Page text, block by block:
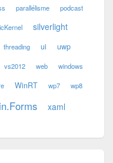
parallélisme podcast
silverlight
threading ui uwp
vs2012 web windows
WinRT wp7 wp8
xaml